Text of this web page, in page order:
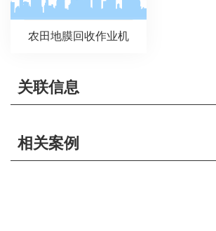
农田地膜回收作业机
关联信息
相关案例